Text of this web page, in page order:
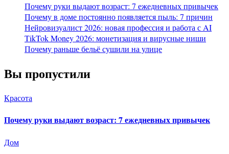
Почему руки выдают возраст: 7 ежедневных привычек
Почему в доме постоянно появляется пыль: 7 причин
Нейровизуалист 2026: новая профессия и работа с AI
TikTok Money 2026: монетизация и вирусные ниши
Почему раньше бельё сушили на улице
Вы пропустили
Красота
Почему руки выдают возраст: 7 ежедневных привычек
Дом